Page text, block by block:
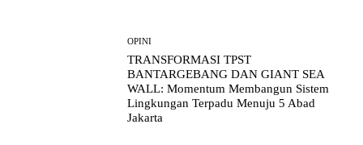
OPINI
TRANSFORMASI TPST
BANTARGEBANG DAN GIANT SEA
WALL: Momentum Membangun Sistem
Lingkungan Terpadu Menuju 5 Abad
Jakarta